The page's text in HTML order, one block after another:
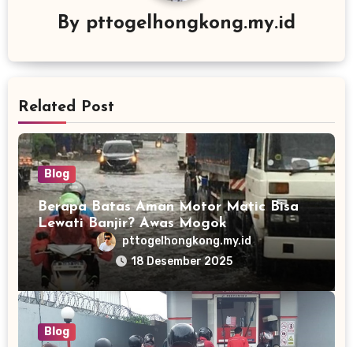
By pttogelhongkong.my.id
Related Post
Blog
Berapa Batas Aman Motor Matic Bisa
Lewati Banjir? Awas Mogok
pttogelhongkong.my.id
18 Desember 2025
Blog